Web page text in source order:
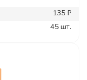
135 ₽
45 шт.